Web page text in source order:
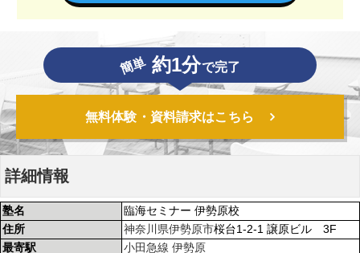
簡単 約1分で完了
無料体験・資料請求はこちら
詳細情報
塾名
臨海セミナー 伊勢原校
住所
神奈川県伊勢原市桜台1-2-1 譲原ビル 3F
最寄駅
小田急線 伊勢原